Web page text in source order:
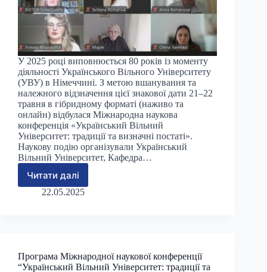
У 2025 році виповнюється 80 років із моменту
діяльності Українського Вільного Університету
(УВУ) в Німеччині. З метою вшанування та
належного відзначення цієї знакової дати 21–22
травня в гібридному форматі (наживо та
онлайн) відбулася Міжнародна наукова
конференція «Український Вільний
Університет: традиції та визначні постаті».
Наукову подію організували Український
Вільний Університет, Кафедра…
Читати далі
Відбулася
Міжнародна
УВУ
22.05.2025
Програма Міжнародної наукової конференції
“Український Вільний Університет: традиції та